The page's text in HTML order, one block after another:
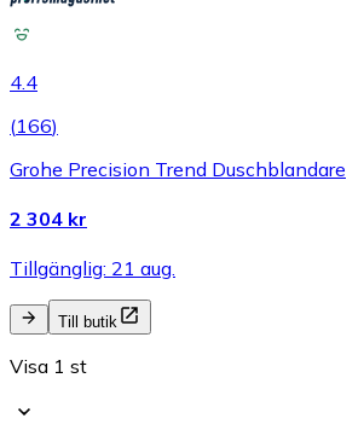
4.4
(166)
Grohe Precision Trend Duschblandare
2 304 kr
Tillgänglig: 21 aug.
Till butik
Visa 1 st